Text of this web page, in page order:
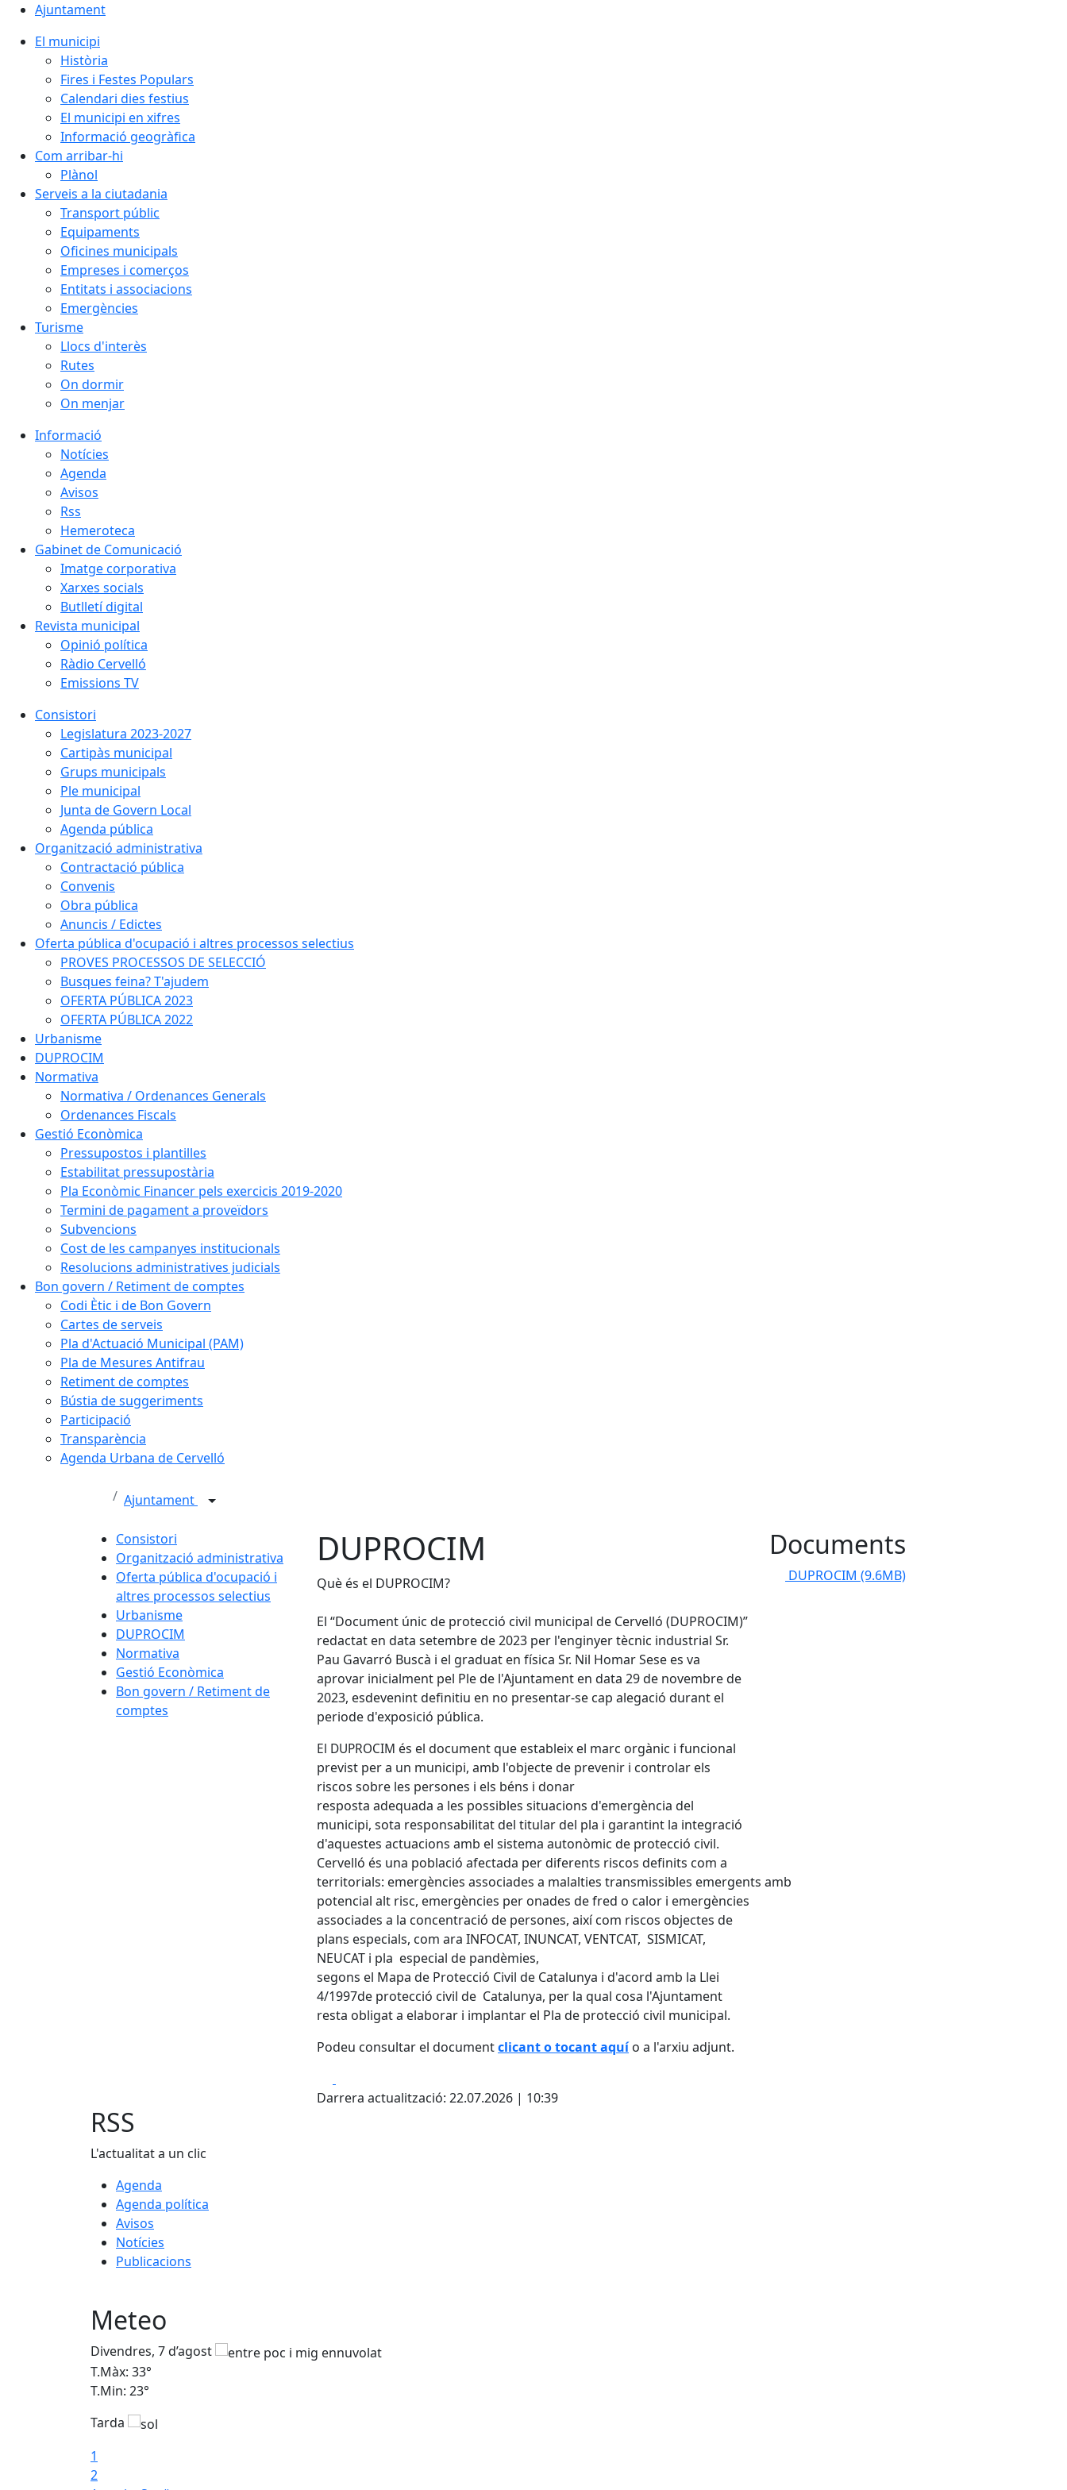
Ajuntament
El municipi
Història
Fires i Festes Populars
Calendari dies festius
El municipi en xifres
Informació geogràfica
Com arribar-hi
Plànol
Serveis a la ciutadania
Transport públic
Equipaments
Oficines municipals
Empreses i comerços
Entitats i associacions
Emergències
Turisme
Llocs d'interès
Rutes
On dormir
On menjar
Informació
Notícies
Agenda
Avisos
Rss
Hemeroteca
Gabinet de Comunicació
Imatge corporativa
Xarxes socials
Butlletí digital
Revista municipal
Opinió política
Ràdio Cervelló
Emissions TV
Consistori
Legislatura 2023-2027
Cartipàs municipal
Grups municipals
Ple municipal
Junta de Govern Local
Agenda pública
Organització administrativa
Contractació pública
Convenis
Obra pública
Anuncis / Edictes
Oferta pública d'ocupació i altres processos selectius
PROVES PROCESSOS DE SELECCIÓ
Busques feina? T'ajudem
OFERTA PÚBLICA 2023
OFERTA PÚBLICA 2022
Urbanisme
DUPROCIM
Normativa
Normativa / Ordenances Generals
Ordenances Fiscals
Gestió Econòmica
Pressupostos i plantilles
Estabilitat pressupostària
Pla Econòmic Financer pels exercicis 2019-2020
Termini de pagament a proveïdors
Subvencions
Cost de les campanyes institucionals
Resolucions administratives judicials
Bon govern / Retiment de comptes
Codi Ètic i de Bon Govern
Cartes de serveis
Pla d'Actuació Municipal (PAM)
Pla de Mesures Antifrau
Retiment de comptes
Bústia de suggeriments
Participació
Transparència
Agenda Urbana de Cervelló
Ajuntament
Consistori
Organització administrativa
Oferta pública d'ocupació i
altres processos selectius
Urbanisme
DUPROCIM
Normativa
Gestió Econòmica
Bon govern / Retiment de
comptes
DUPROCIM
Què és el DUPROCIM?
El “Document únic de protecció civil municipal de Cervelló (DUPROCIM)”
redactat en data setembre de 2023 per l'enginyer tècnic industrial Sr.
Pau Gavarró Buscà i el graduat en física Sr. Nil Homar Sese es va
aprovar inicialment pel Ple de l'Ajuntament en data 29 de novembre de
2023, esdevenint definitiu en no presentar-se cap alegació durant el
periode d'exposició pública.
El DUPROCIM és el document que estableix el marc orgànic i funcional
previst per a un municipi, amb l'objecte de prevenir i controlar els
riscos sobre les persones i els béns i donar
resposta adequada a les possibles situacions d'emergència del
municipi, sota responsabilitat del titular del pla i garantint la integració
d'aquestes actuacions amb el sistema autonòmic de protecció civil.
Cervelló és una població afectada per diferents riscos definits com a
territorials: emergències associades a malalties transmissibles emergents amb
potencial alt risc, emergències per onades de fred o calor i emergències
associades a la concentració de persones, així com riscos objectes de
plans especials, com ara INFOCAT, INUNCAT, VENTCAT, SISMICAT,
NEUCAT i pla especial de pandèmies,
segons el Mapa de Protecció Civil de Catalunya i d'acord amb la Llei
4/1997de protecció civil de Catalunya, per la qual cosa l'Ajuntament
resta obligat a elaborar i implantar el Pla de protecció civil municipal.
Podeu consultar el documentclicant o tocant aquío a l'arxiu adjunt.
Darrera actualització: 22.07.2026 | 10:39
Documents
DUPROCIM (9.6MB)
RSS
L'actualitat a un clic
Agenda
Agenda política
Avisos
Notícies
Publicacions
Meteo
Divendres, 7 d’agost
T.Màx: 33°
T.Min: 23°
Tarda
1
2